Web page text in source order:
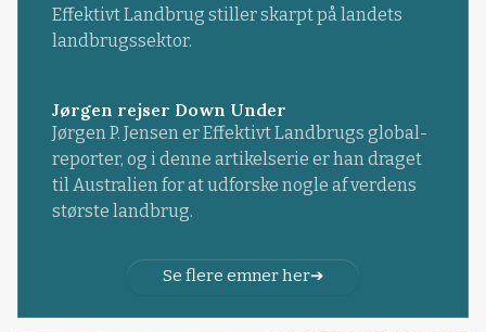
Effektivt Landbrug stiller skarpt på landets
landbrugssektor.
Jørgen rejser Down Under
Jørgen P. Jensen er Effektivt Landbrugs global-
reporter, og i denne artikelserie er han draget
til Australien for at udforske nogle af verdens
største landbrug.
Se flere emner her